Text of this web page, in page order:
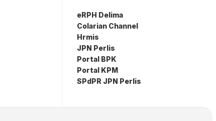
eRPH Delima
Colarian Channel
Hrmis
JPN Perlis
Portal BPK
Portal KPM
SPdPR JPN Perlis